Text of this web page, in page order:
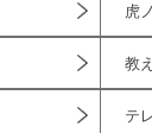
虎
教
テ